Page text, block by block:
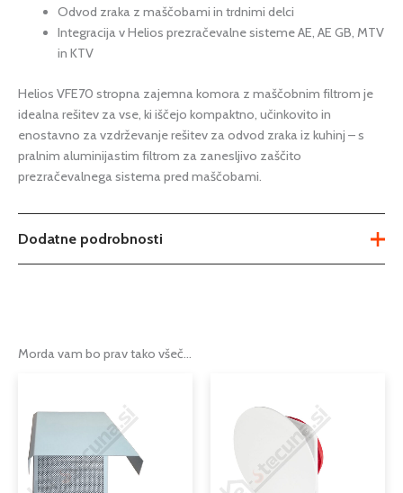
Odvod zraka z maščobami in trdnimi delci
Integracija v Helios prezračevalne sisteme AE, AE GB, MTV
in KTV
Helios VFE70 stropna zajemna komora z maščobnim filtrom je
idealna rešitev za vse, ki iščejo kompaktno, učinkovito in
enostavno za vzdrževanje rešitev za odvod zraka iz kuhinj – s
pralnim aluminijastim filtrom za zanesljivo zaščito
prezračevalnega sistema pred maščobami.
Dodatne podrobnosti
prezračevalne komore
Morda vam bo prav tako všeč…